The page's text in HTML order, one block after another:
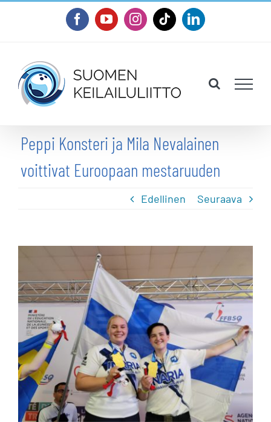
FacebookYouTubeInstagram
TiktokLinkedIn
Peppi Konsteri ja Mila Nevalainen
voittivat Euroopaan mestaruuden
Edellinen Seuraava
isompana